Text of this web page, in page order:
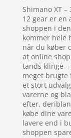
Shimano XT
12 gear er en
shoppen i
kommer hele
når du køber
at online
tands klinge –
meget
et stort
varerne og
efter,
købe dine
lavere end i
shoppen